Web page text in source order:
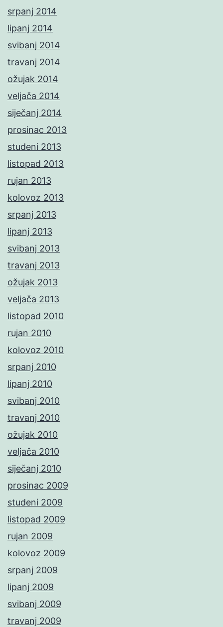
srpanj 2014
lipanj 2014
svibanj 2014
travanj 2014
ožujak 2014
veljača 2014
siječanj 2014
prosinac 2013
studeni 2013
listopad 2013
rujan 2013
kolovoz 2013
srpanj 2013
lipanj 2013
svibanj 2013
travanj 2013
ožujak 2013
veljača 2013
listopad 2010
rujan 2010
kolovoz 2010
srpanj 2010
lipanj 2010
svibanj 2010
travanj 2010
ožujak 2010
veljača 2010
siječanj 2010
prosinac 2009
studeni 2009
listopad 2009
rujan 2009
kolovoz 2009
srpanj 2009
lipanj 2009
svibanj 2009
travanj 2009